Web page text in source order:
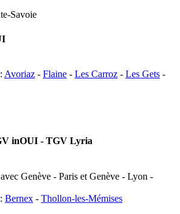
Avoriaz - Flaine - Les Carroz - Les Gets -
inOUI - TGV Lyria
Genève - Paris et Genève - Lyon -
Bernex - Thollon-les-Mémises